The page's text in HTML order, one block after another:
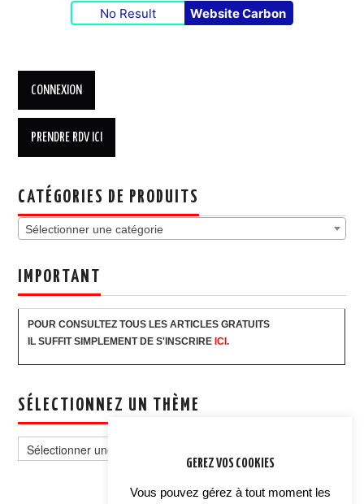
No Result Website Carbon
CATÉGORIES DE PRODUITS
Sélectionner une catégorie
IMPORTANT
POUR CONSULTEZ TOUS LES ARTICLES GRATUITS
IL SUFFIT SIMPLEMENT DE S'INSCRIRE ICI.
SÉLECTIONNEZ UN THÈME
un
thème
GEREZ VOS COOKIES
Vous pouvez gérez à tout moment les